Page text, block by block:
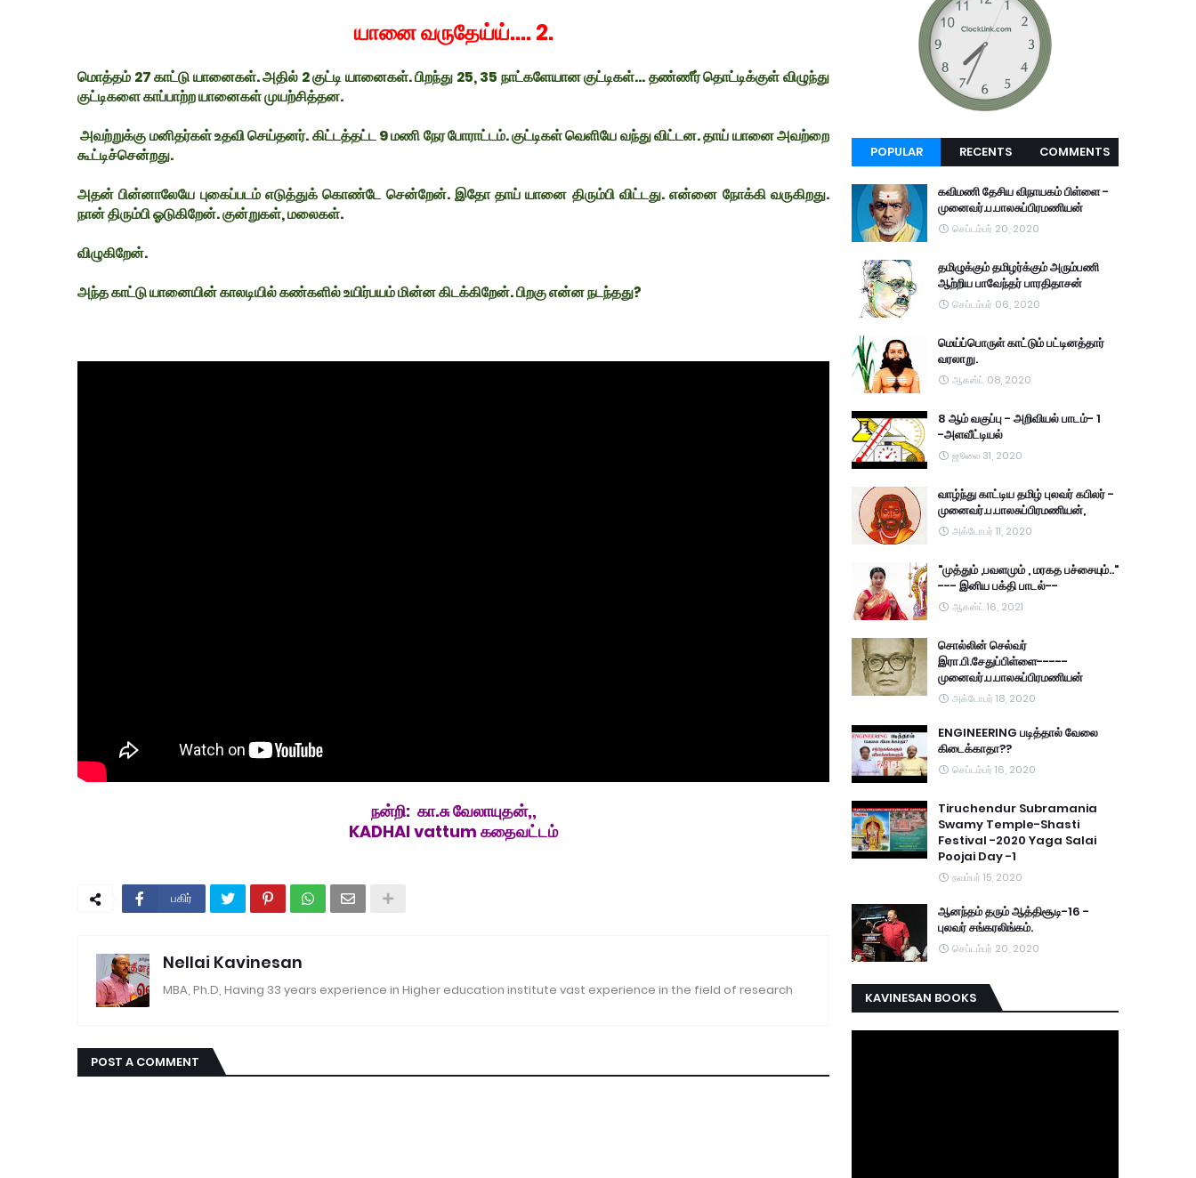
யானை வருதேய்ய்.... 2.
மொத்தம் 27 காட்டு யானைகள். அதில் 2 குட்டி யானைகள். பிறந்து 25, 35 நாட்களேயான குட்டிகள்... தண்ணீர் தொட்டிக்குள் விழுந்து
குட்டிகளை காப்பாற்ற யானைகள் முயற்சித்தன.
அவற்றுக்கு மனிதர்கள் உதவி செய்தனர். கிட்டத்தட்ட 9 மணி நேர போராட்டம். குட்டிகள் வெளியே வந்து விட்டன. தாய் யானை அவற்றை
கூட்டிச்சென்றது.
அதன் பின்னாலேயே புகைப்படம் எடுத்துக் கொண்டே சென்றேன். இதோ தாய் யானை திரும்பி விட்டது. என்னை நோக்கி வருகிறது.
நான் திரும்பி ஓடுகிறேன். குன்றுகள், மலைகள்.
விழுகிறேன்.
அந்த காட்டு யானையின் காலடியில் கண்களில் உயிர்பயம் மின்ன கிடக்கிறேன். பிறகு என்ன நடந்தது?
நன்றி: கா.சு வேலாயுதன்,,
KADHAI vattum கதைவட்டம்
பகிர்
Nellai Kavinesan
MBA, Ph.D, Having 33 years experience in Higher education institute vast experience in the field of research
POST A COMMENT
POPULAR RECENTS COMMENTS
கவிமணி தேசிய விநாயகம் பிள்ளை -
முனைவர்.ப.பாலசுப்பிரமணியன்
செப்டம்பர் 20, 2020
தமிழுக்கும் தமிழர்க்கும் அரும்பணி
ஆற்றிய பாவேந்தர் பாரதிதாசன்
செப்டம்பர் 06, 2020
மெய்ப்பொருள் காட்டும் பட்டினத்தார்
வரலாறு.
ஆகஸ்ட் 08, 2020
8 ஆம் வகுப்பு - அறிவியல் பாடம்- 1
-அளவீட்டியல்
ஜூலை 31, 2020
வாழ்ந்து காட்டிய தமிழ் புலவர் கபிலர் -
முனைவர்.ப.பாலசுப்பிரமணியன்,
அக்டோபர் 11, 2020
"முத்தும் ,பவளமும் , மரகத பச்சையும்.."
--- இனிய பக்தி பாடல்--
ஆகஸ்ட் 16, 2021
சொல்லின் செல்வர்
இரா.பி.சேதுப்பிள்ளை-----
முனைவர்.ப.பாலசுப்பிரமணியன்
அக்டோபர் 18, 2020
ENGINEERING படித்தால் வேலை
கிடைக்காதா??
செப்டம்பர் 16, 2020
Tiruchendur Subramania
Swamy Temple-Shasti
Festival -2020 Yaga Salai
Poojai Day -1
நவம்பர் 15, 2020
ஆனந்தம் தரும் ஆத்திசூடி-16 -
புலவர் சங்கரலிங்கம்.
செப்டம்பர் 20, 2020
KAVINESAN BOOKS